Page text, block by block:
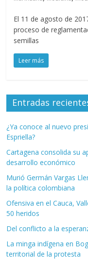
El 11 de agosto de
proceso de
semillas
Leer más
Entradas
¿Ya conoce al nuevo
Espriella?
Cartagena consolida su
desarrollo económico
Murió Germán Vargas
la política colombiana
Ofensiva en el Cauca,
50 heridos
Del conflicto a la
La minga indígena en
territorial de la protesta